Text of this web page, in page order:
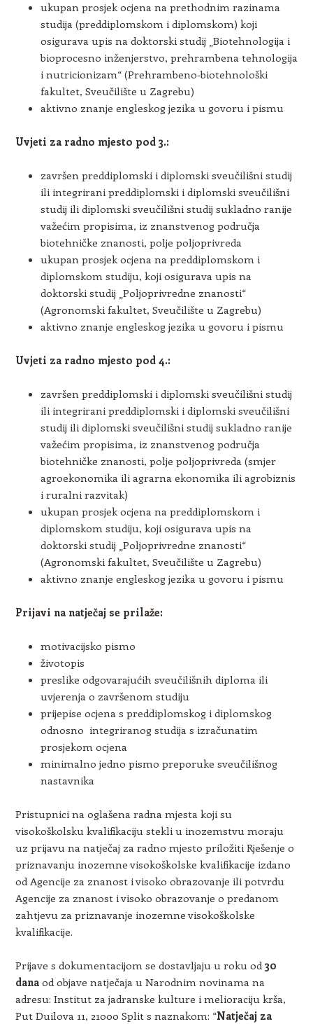
ukupan prosjek ocjena na prethodnim razinama
studija (preddiplomskom i diplomskom) koji
osigurava upis na doktorski studij „Biotehnologija i
bioprocesno inženjerstvo, prehrambena tehnologija
i nutricionizam“ (Prehrambeno-biotehnološki
fakultet, Sveučilište u Zagrebu)
aktivno znanje engleskog jezika u govoru i pismu
Uvjeti za radno mjesto pod 3.:
završen preddiplomski i diplomski sveučilišni studij
ili integrirani preddiplomski i diplomski sveučilišni
studij ili diplomski sveučilišni studij sukladno ranije
važećim propisima, iz znanstvenog područja
biotehničke znanosti, polje poljoprivreda
ukupan prosjek ocjena na preddiplomskom i
diplomskom studiju, koji osigurava upis na
doktorski studij „Poljoprivredne znanosti“
(Agronomski fakultet, Sveučilište u Zagrebu)
aktivno znanje engleskog jezika u govoru i pismu
Uvjeti za radno mjesto pod 4.:
završen preddiplomski i diplomski sveučilišni studij
ili integrirani preddiplomski i diplomski sveučilišni
studij ili diplomski sveučilišni studij sukladno ranije
važećim propisima, iz znanstvenog područja
biotehničke znanosti, polje poljoprivreda (smjer
agroekonomika ili agrarna ekonomika ili agrobiznis
i ruralni razvitak)
ukupan prosjek ocjena na preddiplomskom i
diplomskom studiju, koji osigurava upis na
doktorski studij „Poljoprivredne znanosti“
(Agronomski fakultet, Sveučilište u Zagrebu)
aktivno znanje engleskog jezika u govoru i pismu
Prijavi na natječaj se prilaže:
motivacijsko pismo
životopis
preslike odgovarajućih sveučilišnih diploma ili
uvjerenja o završenom studiju
prijepise ocjena s preddiplomskog i diplomskog
odnosno integriranog studija s izračunatim
prosjekom ocjena
minimalno jedno pismo preporuke sveučilišnog
nastavnika
Pristupnici na oglašena radna mjesta koji su
visokoškolsku kvalifikaciju stekli u inozemstvu moraju
uz prijavu na natječaj za radno mjesto priložiti Rješenje o
priznavanju inozemne visokoškolske kvalifikacije izdano
od Agencije za znanost i visoko obrazovanje ili potvrdu
Agencije za znanost i visoko obrazovanje o predanom
zahtjevu za priznavanje inozemne visokoškolske
kvalifikacije.
Prijave s dokumentacijom se dostavljaju u roku od 30
danaod objave natječaja u Narodnim novinama na
adresu: Institut za jadranske kulture i melioraciju krša,
Put Duilova 11, 21000 Split s naznakom: “Natječaj za